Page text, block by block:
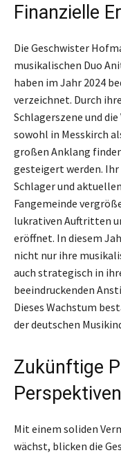
Finanzielle
Die Geschwister
musikalischen Duo
haben im Jahr 2024
verzeichnet. Durch
Schlagerszene und
sowohl in Messkirch
großen Anklang
gesteigert werden.
Schlager und
Fangemeinde
lukrativen Auftritten
eröffnet. In diesem
nicht nur ihre
auch strategisch in
beeindruckenden
Dieses Wachstum
der deutschen
Zukünftige
Perspektiven
Mit einem soliden
wächst, blicken die